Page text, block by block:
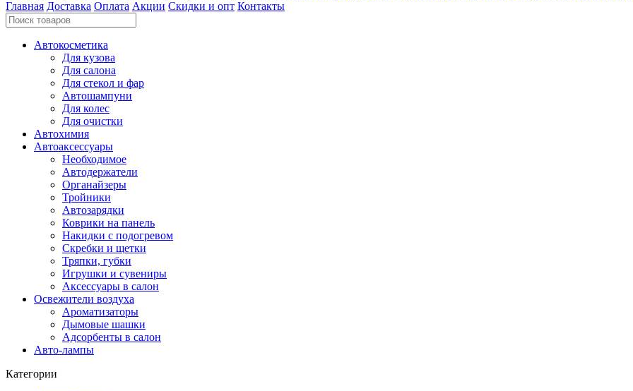
Главная Доставка Оплата Акции Скидки и опт Контакты
Автокосметика
Для кузова
Для салона
Для стекол и фар
Автошампуни
Для колес
Для очистки
Автохимия
Автоаксессуары
Необходимое
Автодержатели
Органайзеры
Тройники
Автозарядки
Коврики на панель
Накидки с подогревом
Скребки и щетки
Тряпки, губки
Игрушки и сувениры
Аксессуары в салон
Освежители воздуха
Ароматизаторы
Дымовые шашки
Адсорбенты в салон
Авто-лампы
Категории